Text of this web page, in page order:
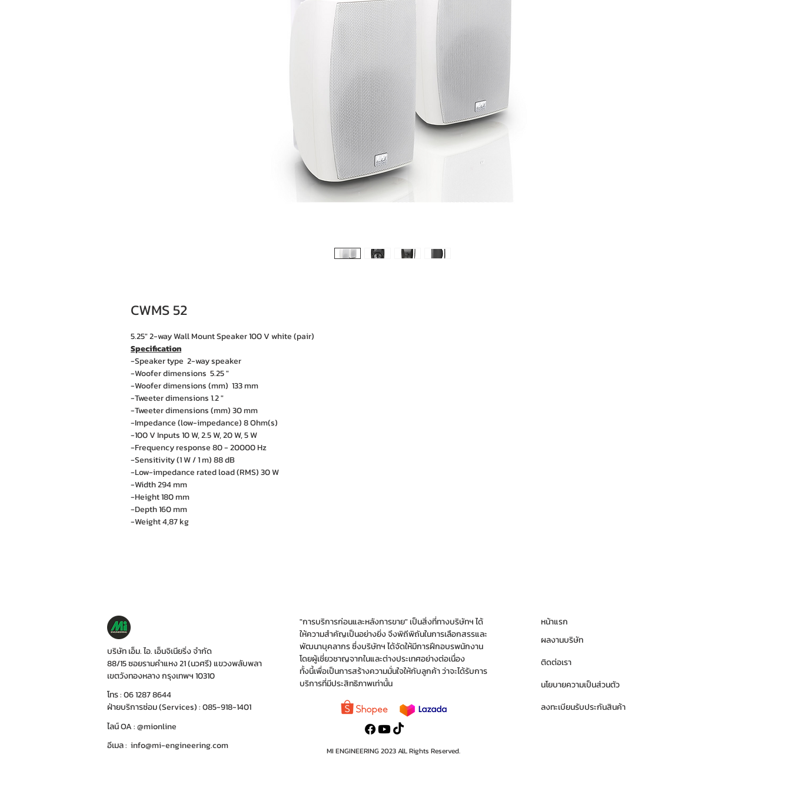
CWMS 52
5.25" 2-way Wall Mount Speaker 100 V white (pair)
Specification
-Speaker type 2-way speaker
-Woofer dimensions 5.25 "
-Woofer dimensions (mm) 133 mm
-Tweeter dimensions 1.2 "
-Tweeter dimensions (mm) 30 mm
-Impedance (low-impedance) 8 Ohm(s)
-100 V Inputs 10 W, 2.5 W, 20 W, 5 W
-Frequency response 80 - 20000 Hz
-Sensitivity (1 W / 1 m) 88 dB
-Low-impedance rated load (RMS) 30 W
-Width 294 mm
-Height 180 mm
-Depth 160 mm
-Weight 4,87 kg
บริษัท เอ็ม. ไอ. เอ็นจิเนียริ่ง จำกัด
88/15 ซอยรามคำแหง 21 (นวศรี) แขวงพลับพลา
เขตวังทองหลาง กรุงเทพฯ 10310
โทร : 06 1287 8644
ฝ่ายบริการซ่อม (Services) : 085-918-1401
ไลน์ OA : @mionline
อีเมล : info@mi-engineering.com
"การบริการก่อนและหลังการขาย" เป็นสิ่งที่ทางบริษัทฯ ได้
ให้ความสำคัญเป็นอย่างยิ่ง จึงพิถีพิถันในการเลือกสรรและ
พัฒนาบุคลากร ซึ่งบริษัทฯ ได้จัดให้มีการฝึกอบรพนักงาน
โดยผู้เชี่ยวชาญจากในและต่างประเทศอย่างต่อเนื่อง
ทั้งนี้เพื่อเป็นการสร้างความมั่นใจให้กับลูกค้า ว่าจะได้รับการ
บริการที่มีประสิทธิภาพเท่านั้น
MI ENGINEERING 2023 AlL Rights Reserved.
หน้าแรก
ผลงานบริษัท
ติดต่อเรา
นโยบายความเป็นส่วนตัว
ลงทะเบียนรับประกันสินค้า